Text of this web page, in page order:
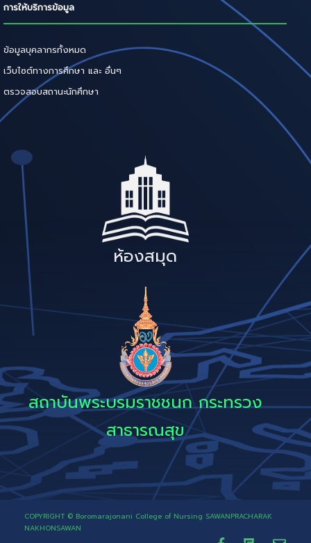
การให้บริการข้อมูล
ข้อมูลบุคลากรทั้งหมด
เว็บไซต์ทางการศึกษา และ อื่นๆ
ตรวจสอบสถานะนักศึกษา
ห้องสมุด
สถาบันพระบรมราชชนก กระทรวง
สาธารณสุข
COPYRIGHT © Boromarajonani College of Nursing SAWANPRACHARAK
NAKHONSAWAN